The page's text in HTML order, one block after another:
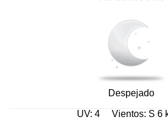
Despejado
UV: 4 Vientos: S 6